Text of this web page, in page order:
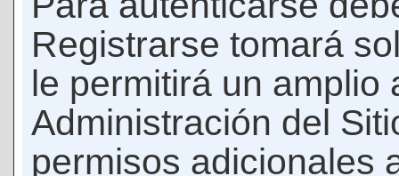
Registrarse tomará
le permitirá un amplio
Administración del
permisos adicionales